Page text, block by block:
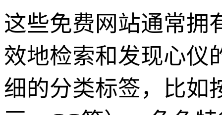
这些免费网站通常拥
效地检索和发现心仪
细的分类标签，比如